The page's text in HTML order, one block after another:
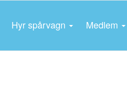
Hyr spårvagn Medlem